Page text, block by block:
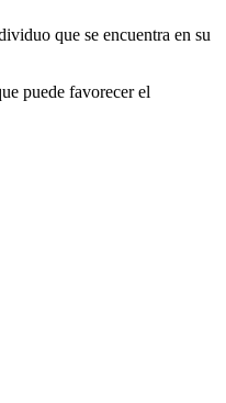
que se encuentra en su
puede favorecer el